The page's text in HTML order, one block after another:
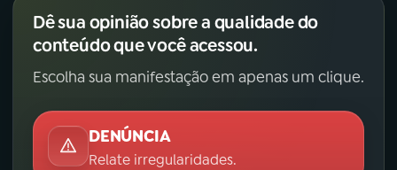
Dê sua opinião sobre a qualidade do
conteúdo que você acessou.
Escolha sua manifestação em apenas um clique.
DENÚNCIA
Relate irregularidades.